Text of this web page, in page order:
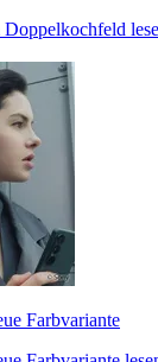
Farbvariante